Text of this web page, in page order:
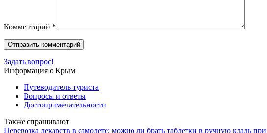
Комментарий *
Задать вопрос!
Информация о Крым
Путеводитель туриста
Вопросы и ответы
Достопримечательности
Также спрашивают
Перевозка лекарств в самолете: можно ли брать таблетки в ручную кладь